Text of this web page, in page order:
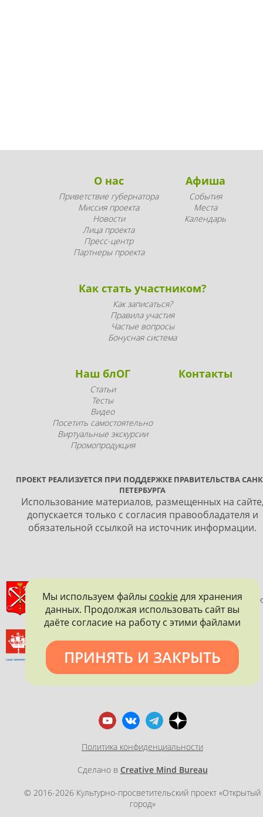
О нас
Приветствие губернатора
Миссия проекта
Новости
Лица проекта
Пресс-центр
Партнеры проекта
Афиша
События
Места
Календарь
Как стать участником?
Как записаться?
Правила участия
Частые вопросы
Бонусная система
Наш блОГ
Статьи
Тесты
Видео
Посетить самостоятельно
Виртуальные экскурсии
Промопродукция
Контакты
ПРОЕКТ РЕАЛИЗУЕТСЯ ПРИ ПОДДЕРЖКЕ ПРАВИТЕЛЬСТВА
ПЕТЕРБУРГА
Использование материалов, размещенных на
допускается только с согласия правообладателя и
обязательной ссылкой на источник информации.
КОМИТЕТ ПО ГОСУДАРСТВЕННОМУ КОНТРОЛЮ,
И ОХРАНЕ ПАМЯТНИКОВ ИСТОРИИ И КУЛЬТУРЫ
ИСТОРИИ И КУЛЬТУРЫ
САНКТ-ПЕТЕРБУРГСКОЕ ГОРОДСКОЕ ОТДЕЛЕНИЕ
Политика конфиденциальности
Сделано в Creative Mind Bureau
© 2016-2026 Культурно-просветительский проект «Открытый
город»
Мы используем файлы cookieдля хранения
данных. Продолжая использовать сайт вы
даёте согласие на работу с этими файлами
ПРИНЯТЬ И ЗАКРЫТЬ